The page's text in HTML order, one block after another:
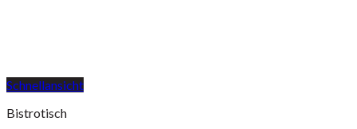
Schnellansicht
Bistrotisch